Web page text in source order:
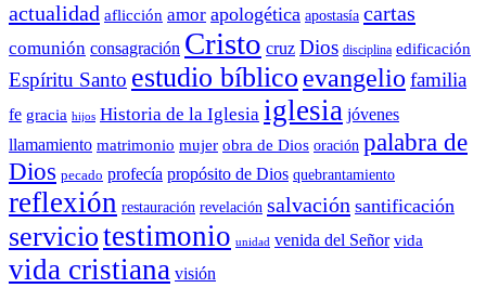
actualidad aflicción amor apologética apostasía cartas
comunión consagración Cristo cruz Dios disciplina edificación
Espíritu Santo estudio bíblico evangelio familia
fe gracia hijos Historia de la Iglesia iglesia jóvenes
llamamiento matrimonio mujer obra de Dios oración palabra de
Dios pecado profecía propósito de Dios quebrantamiento
reflexión restauración revelación salvación santificación
serviciotestimonio unidad venida del Señor vida
vida cristiana visión